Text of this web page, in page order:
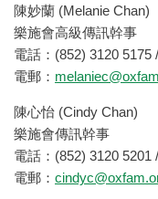
陳妙蘭 (Melanie Chan)
樂施會高級傳訊幹事
電話：(852) 3120 5175
電郵：
陳心怡 (Cindy Chan)
樂施會傳訊幹事
電話：(852) 3120 5201
電郵：